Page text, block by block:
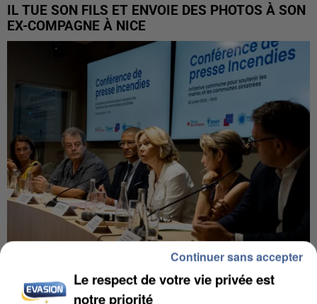
IL TUE SON FILS ET ENVOIE DES PHOTOS À SON
EX-COMPAGNE À NICE
INCENDIES : L’ÎLE-DE-FRANCE LANCE UN ÉLAN
DE SOLIDARITÉ AVEC LES...
Le respect de votre vie privée est
notre priorité
Continuer sans accepter